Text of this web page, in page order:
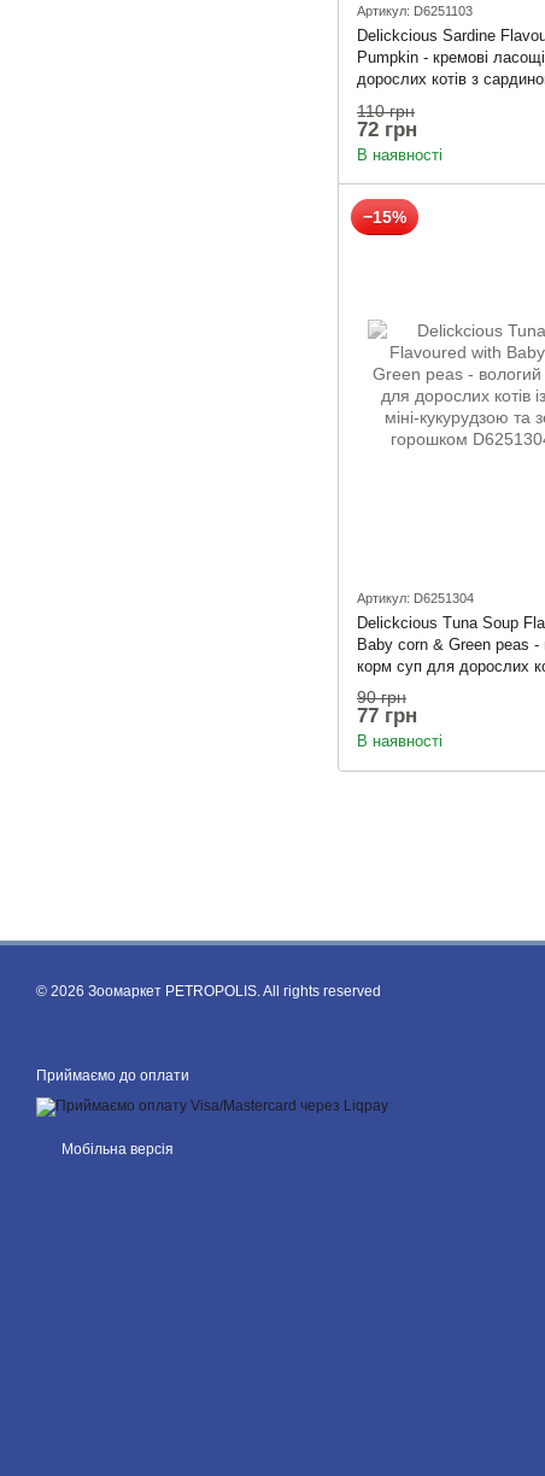
Артикул: D6251103
Delickcious Sardine
Pumpkin - кремові
дорослих котів з
гарбузом
110 грн
72 грн
В наявності
−15%
Артикул: D6251304
Delickcious Tuna Soup
Baby corn & Green peas -
корм суп для дорослих
з міні-кукурудзою та
горошком
90 грн
77 грн
В наявності
© 2026 Зоомаркет PETROPOLIS. All rights reserved
Приймаємо до оплати
Мобільна версія